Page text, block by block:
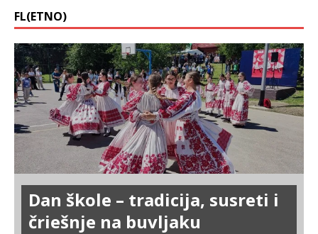
FL(ETNO)
Dan škole – tradicija, susreti i
čriešnje na buvljaku